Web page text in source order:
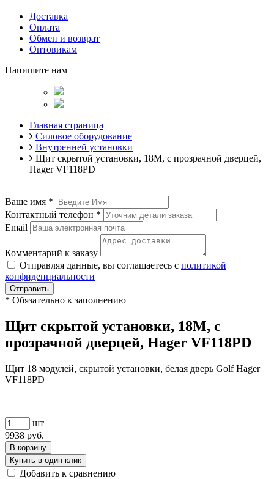
Доставка
Оплата
Обмен и возврат
Оптовикам
Напишите нам
Главная страница
Силовое оборудование
Внутренней установки
Щит скрытой установки, 18М, с прозрачной дверцей,
Hager VF118PD
Ваше имя *
Контактный телефон *
Email
Комментарий к заказу
Отправляя данные, вы соглашаетесь с политикой
конфиденциальности
Отправить
* Обязательно к заполнению
Щит скрытой установки, 18М, с
прозрачной дверцей, Hager VF118PD
Щит 18 модулей, скрытой установки, белая дверь Golf Hager
VF118PD
шт
9938 руб.
В корзину
Купить в один клик
Добавить к сравнению